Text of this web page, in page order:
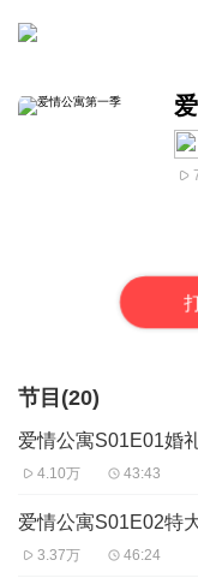
节目(20)
爱情公寓S01E01婚
4.10万 43:43
爱情公寓S01E02特
3.37万 46:24